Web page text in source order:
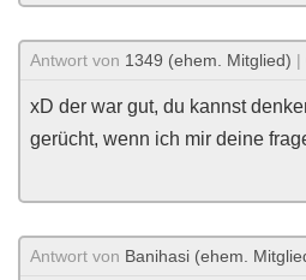
Antwort von 1349 (ehem. Mitglied) |
xD der war gut, du kannst
gerücht, wenn ich mir deine
Antwort von Banihasi (ehem.